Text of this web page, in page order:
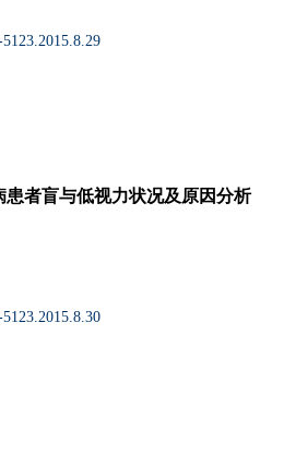
患者盲与低视力状况及原因分析